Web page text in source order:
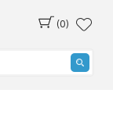
(0)